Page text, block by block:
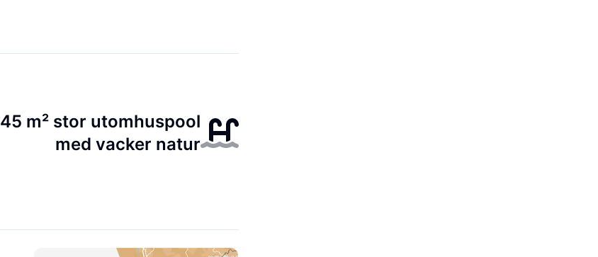
45 m² stor utomhuspool
med vacker natur